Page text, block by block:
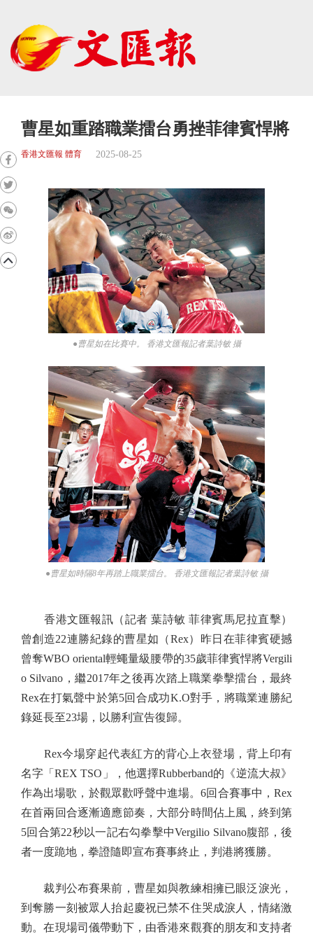
曹星如重踏職業擂台勇挫菲律賓悍將
香港文匯報 體育 2025-08-25
●曹星如在比賽中。 香港文匯報記者葉詩敏 攝
●曹星如時隔8年再踏上職業擂台。 香港文匯報記者葉詩敏 攝
香港文匯報訊（記者 葉詩敏 菲律賓馬尼拉直擊）
曾創造22連勝紀錄的曹星如（Rex）昨日在菲律賓硬撼
曾奪WBO oriental輕蠅量級腰帶的35歲菲律賓悍將Vergili
o Silvano，繼2017年之後再次踏上職業拳擊擂台，最終
Rex在打氣聲中於第5回合成功K.O對手，將職業連勝紀
錄延長至23場，以勝利宣告復歸。
Rex今場穿起代表紅方的背心上衣登場，背上印有
名字「REX TSO」，他選擇Rubberband的《逆流大叔》
作為出場歌，於觀眾歡呼聲中進場。6回合賽事中，Rex
在首兩回合逐漸適應節奏，大部分時間佔上風，終到第
5回合第22秒以一記右勾拳擊中Vergilio Silvano腹部，後
者一度跪地，拳證隨即宣布賽事終止，判港將獲勝。
裁判公布賽果前，曹星如與教練相擁已眼泛淚光，
到奪勝一刻被眾人抬起慶祝已禁不住哭成淚人，情緒激
動。在現場司儀帶動下，由香港來觀賽的朋友和支持者